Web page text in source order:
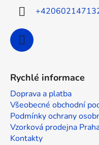
Rychlé informace
Doprava a platba
Všeobecné obchodní
Podmínky ochrany
Vzorková prodejna
Kontakty